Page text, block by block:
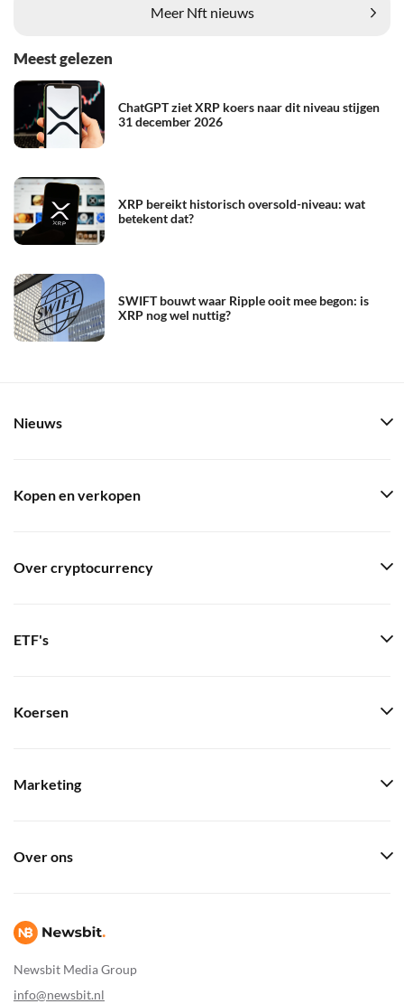
Meer Nft nieuws
Meest gelezen
ChatGPT ziet XRP koers naar dit niveau stijgen
31 december 2026
XRP bereikt historisch oversold-niveau: wat
betekent dat?
SWIFT bouwt waar Ripple ooit mee begon: is
XRP nog wel nuttig?
Newsbit Media Group
info@newsbit.nl
Nieuws
Kopen en verkopen
Over cryptocurrency
ETF's
Koersen
Marketing
Over ons